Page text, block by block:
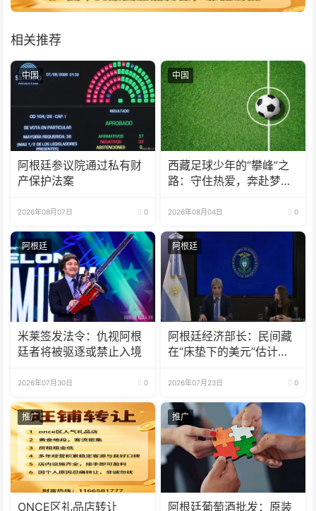
相关推荐
中国
阿根廷参议院通过私有财
产保护法案
2026年08月07日 0
中国
西藏足球少年的“攀峰”之
路：守住热爱，奔赴梦想
2026年08月04日 0
阿根廷
米莱签发法令：仇视阿根
廷者将被驱逐或禁止入境
2026年07月30日 0
阿根廷
阿根廷经济部长：民间藏
在“床垫下的美元”估计有
2026年07月23日 0
推广
ONCE区礼品店转让
推广
阿根廷葡萄酒批发：原装